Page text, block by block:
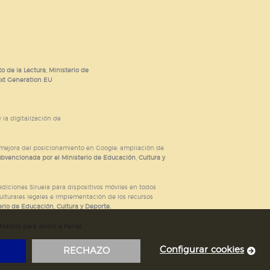
de la Lectura, Ministerio de
Generation EU
la digitalización de
del posicionamiento en Google; ampliación de
por el Ministerio de Educación, Cultura y
Siruela para dispositivos móviles en todos
legales e implementación de los recursos
de Educación, Cultura y Deporte.
RECHAZO Configurar cookies